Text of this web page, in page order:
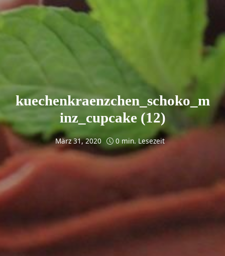
kuechenkraenzchen_schoko_m
inz_cupcake (12)
März 31, 2020 0 min. Lesezeit